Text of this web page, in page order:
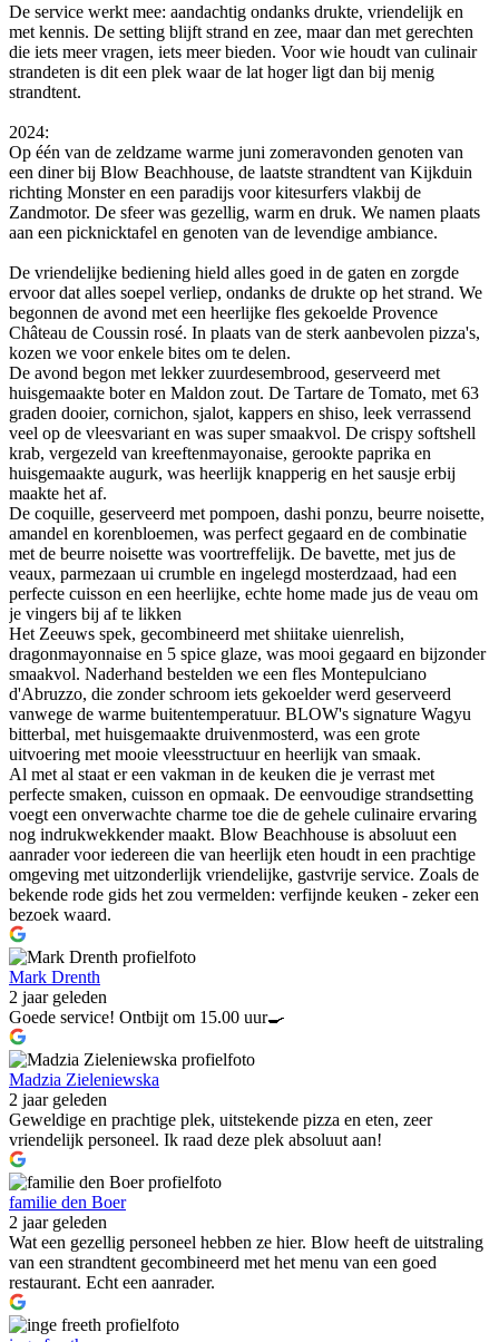
De service werkt mee: aandachtig ondanks drukte, vriendelijk en
met kennis. De setting blijft strand en zee, maar dan met gerechten
die iets meer vragen, iets meer bieden. Voor wie houdt van culinair
strandeten is dit een plek waar de lat hoger ligt dan bij menig
strandtent.
2024:
Op één van de zeldzame warme juni zomeravonden genoten van
een diner bij Blow Beachhouse, de laatste strandtent van Kijkduin
richting Monster en een paradijs voor kitesurfers vlakbij de
Zandmotor. De sfeer was gezellig, warm en druk. We namen plaats
aan een picknicktafel en genoten van de levendige ambiance.
De vriendelijke bediening hield alles goed in de gaten en zorgde
ervoor dat alles soepel verliep, ondanks de drukte op het strand. We
begonnen de avond met een heerlijke fles gekoelde Provence
Château de Coussin rosé. In plaats van de sterk aanbevolen pizza's,
kozen we voor enkele bites om te delen.
De avond begon met lekker zuurdesembrood, geserveerd met
huisgemaakte boter en Maldon zout. De Tartare de Tomato, met 63
graden dooier, cornichon, sjalot, kappers en shiso, leek verrassend
veel op de vleesvariant en was super smaakvol. De crispy softshell
krab, vergezeld van kreeftenmayonaise, gerookte paprika en
huisgemaakte augurk, was heerlijk knapperig en het sausje erbij
maakte het af.
De coquille, geserveerd met pompoen, dashi ponzu, beurre noisette,
amandel en korenbloemen, was perfect gegaard en de combinatie
met de beurre noisette was voortreffelijk. De bavette, met jus de
veaux, parmezaan ui crumble en ingelegd mosterdzaad, had een
perfecte cuisson en een heerlijke, echte home made jus de veau om
je vingers bij af te likken
Het Zeeuws spek, gecombineerd met shiitake uienrelish,
dragonmayonnaise en 5 spice glaze, was mooi gegaard en bijzonder
smaakvol. Naderhand bestelden we een fles Montepulciano
d'Abruzzo, die zonder schroom iets gekoelder werd geserveerd
vanwege de warme buitentemperatuur. BLOW's signature Wagyu
bitterbal, met huisgemaakte druivenmosterd, was een grote
uitvoering met mooie vleesstructuur en heerlijk van smaak.
Al met al staat er een vakman in de keuken die je verrast met
perfecte smaken, cuisson en opmaak. De eenvoudige strandsetting
voegt een onverwachte charme toe die de gehele culinaire ervaring
nog indrukwekkender maakt. Blow Beachhouse is absoluut een
aanrader voor iedereen die van heerlijk eten houdt in een prachtige
omgeving met uitzonderlijk vriendelijke, gastvrije service. Zoals de
bekende rode gids het zou vermelden: verfijnde keuken - zeker een
bezoek waard.
Mark Drenth
2 jaar geleden
Goede service! Ontbijt om 15.00 uur🍳
Madzia Zieleniewska
2 jaar geleden
Geweldige en prachtige plek, uitstekende pizza en eten, zeer
vriendelijk personeel. Ik raad deze plek absoluut aan!
familie den Boer
2 jaar geleden
Wat een gezellig personeel hebben ze hier. Blow heeft de uitstraling
van een strandtent gecombineerd met het menu van een goed
restaurant. Echt een aanrader.